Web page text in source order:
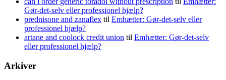
Gør-det-selv eller professionel hjælp?
prednisone and zanaflex til Emhætter: Gør-det-selv eller
professionel hjælp?
artane and coolock credit union til Emhætter: Gør-det-selv
eller professionel hjælp?
Arkiver